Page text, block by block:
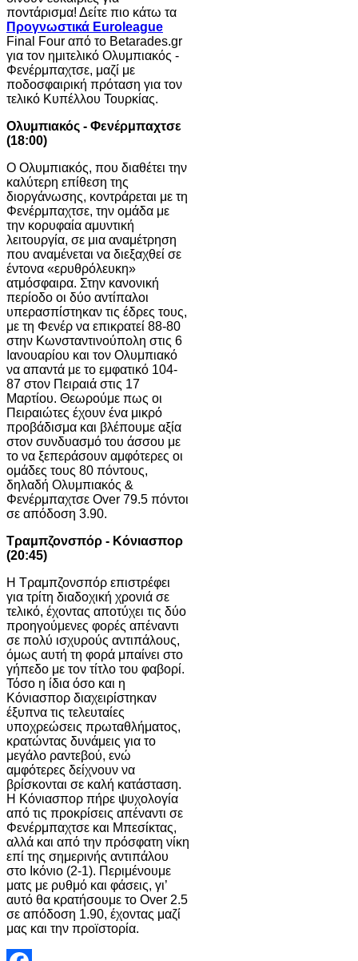
ποντάρισμα! Δείτε πιο κάτω τα
Προγνωστικά Euroleague
Final Four από το Betarades.gr
για τον ημιτελικό Ολυμπιακός -
Φενέρμπαχτσε, μαζί με
ποδοσφαιρική πρόταση για τον
τελικό Κυπέλλου Τουρκίας.
Ολυμπιακός - Φενέρμπαχτσε
(18:00)
Ο Ολυμπιακός, που διαθέτει την
καλύτερη επίθεση της
διοργάνωσης, κοντράρεται με τη
Φενέρμπαχτσε, την ομάδα με
την κορυφαία αμυντική
λειτουργία, σε μια αναμέτρηση
που αναμένεται να διεξαχθεί σε
έντονα «ερυθρόλευκη»
ατμόσφαιρα. Στην κανονική
περίοδο οι δύο αντίπαλοι
υπερασπίστηκαν τις έδρες τους,
με τη Φενέρ να επικρατεί 88-80
στην Κωνσταντινούπολη στις 6
Ιανουαρίου και τον Ολυμπιακό
να απαντά με το εμφατικό 104-
87 στον Πειραιά στις 17
Μαρτίου. Θεωρούμε πως οι
Πειραιώτες έχουν ένα μικρό
προβάδισμα και βλέπουμε αξία
στον συνδυασμό του άσσου με
το να ξεπεράσουν αμφότερες οι
ομάδες τους 80 πόντους,
δηλαδή Ολυμπιακός &
Φενέρμπαχτσε Over 79.5 πόντοι
σε απόδοση 3.90.
Τραμπζονσπόρ - Κόνιασπορ
(20:45)
Η Τραμπζονσπόρ επιστρέφει
για τρίτη διαδοχική χρονιά σε
τελικό, έχοντας αποτύχει τις δύο
προηγούμενες φορές απέναντι
σε πολύ ισχυρούς αντιπάλους,
όμως αυτή τη φορά μπαίνει στο
γήπεδο με τον τίτλο του φαβορί.
Τόσο η ίδια όσο και η
Κόνιασπορ διαχειρίστηκαν
έξυπνα τις τελευταίες
υποχρεώσεις πρωταθλήματος,
κρατώντας δυνάμεις για το
μεγάλο ραντεβού, ενώ
αμφότερες δείχνουν να
βρίσκονται σε καλή κατάσταση.
Η Κόνιασπορ πήρε ψυχολογία
από τις προκρίσεις απέναντι σε
Φενέρμπαχτσε και Μπεσίκτας,
αλλά και από την πρόσφατη νίκη
επί της σημερινής αντιπάλου
στο Ικόνιο (2-1). Περιμένουμε
ματς με ρυθμό και φάσεις, γι’
αυτό θα κρατήσουμε το Over 2.5
σε απόδοση 1.90, έχοντας μαζί
μας και την προϊστορία.